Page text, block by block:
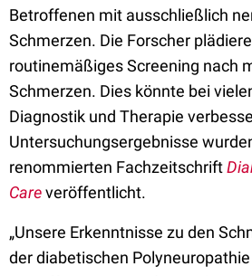
Betroffenen mit ausschließlich
Schmerzen. Die Forscher
routinemäßiges Screening nach
Schmerzen. Dies könnte bei
Diagnostik und Therapie
Untersuchungsergebnisse
renommierten Fachzeitschrift
Careveröffentlicht.
„Unsere Erkenntnisse zu den
der diabetischen